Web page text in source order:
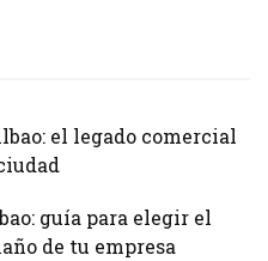
el legado comercial
guía para elegir el
de tu empresa